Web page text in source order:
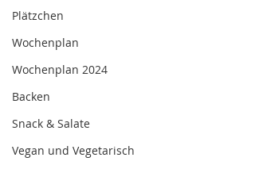
Plätzchen
Wochenplan
Wochenplan 2024
Backen
Snack & Salate
Vegan und Vegetarisch